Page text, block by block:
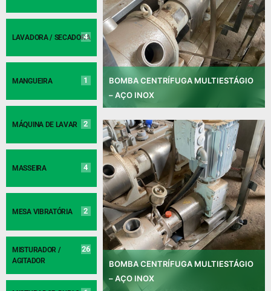
LAVADORA / SECADORA
4
MANGUEIRA 1
MÁQUINA DE LAVAR 2
MASSEIRA 4
MESA VIBRATÓRIA 2
MISTURADOR /
AGITADOR
26
BOMBA CENTRÍFUGA MULTIESTÁGIO
– AÇO INOX
BOMBA CENTRÍFUGA MULTIESTÁGIO
– AÇO INOX